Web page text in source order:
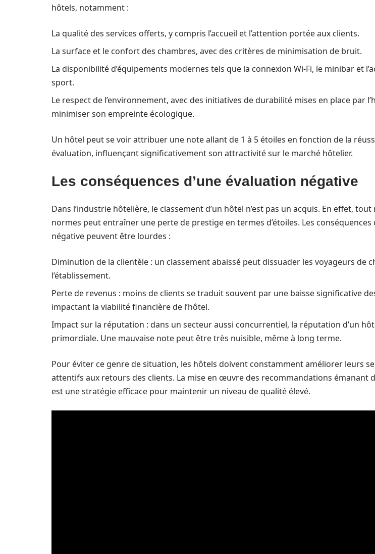
hôtels, notamment :
La qualité des services offerts, y compris l’accueil et l’attention portée aux clients.
La surface et le confort des chambres, avec des critères de minimisation de bruit.
La disponibilité d’équipements modernes tels que la connexion Wi-Fi, le minibar et
sport.
Le respect de l’environnement, avec des initiatives de durabilité mises en place par
minimiser son empreinte écologique.
Un hôtel peut se voir attribuer une note allant de 1 à 5 étoiles en fonction de la
évaluation, influençant significativement son attractivité sur le marché hôtelier.
Les conséquences d’une évaluation négative
Dans l’industrie hôtelière, le classement d’un hôtel n’est pas un acquis. En effet,
normes peut entraîner une perte de prestige en termes d’étoiles. Les conséquences
négative peuvent être lourdes :
Diminution de la clientèle : un classement abaissé peut dissuader les voyageurs de
l’établissement.
Perte de revenus : moins de clients se traduit souvent par une baisse significative
impactant la viabilité financière de l’hôtel.
Impact sur la réputation : dans un secteur aussi concurrentiel, la réputation d’un
primordiale. Une mauvaise note peut être très nuisible, même à long terme.
Pour éviter ce genre de situation, les hôtels doivent constamment améliorer leurs
attentifs aux retours des clients. La mise en œuvre des recommandations émanant
est une stratégie efficace pour maintenir un niveau de qualité élevé.